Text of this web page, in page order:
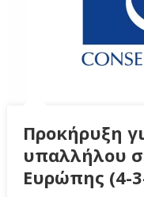
Προκήρυξη
υπαλλήλου
Ευρώπης (4-